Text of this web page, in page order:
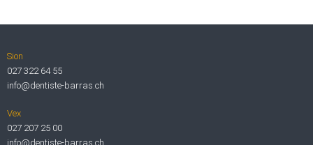
Sion
027 322 64 55
info@dentiste-barras.ch
Vex
027 207 25 00
info@dentiste-barras.ch